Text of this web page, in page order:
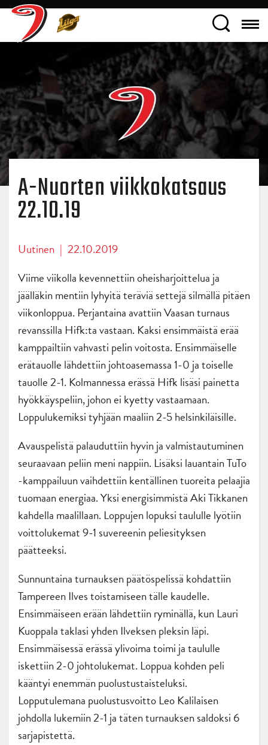
A-Nuorten viikkokatsaus
22.10.19
Uutinen | 22.10.2019
Viime viikolla kevennettiin oheisharjoittelua ja
jäälläkin mentiin lyhyitä teräviä settejä silmällä pitäen
viikonloppua. Perjantaina avattiin Vaasan turnaus
revanssilla Hifk:ta vastaan. Kaksi ensimmäistä erää
kamppailtiin vahvasti pelin voitosta. Ensimmäiselle
erätauolle lähdettiin johtoasemassa 1-0 ja toiselle
tauolle 2-1. Kolmannessa erässä Hifk lisäsi painetta
hyökkäyspeliin, johon ei kyetty vastaamaan.
Loppulukemiksi tyhjään maaliin 2-5 helsinkiläisille.
Avauspelistä palauduttiin hyvin ja valmistautuminen
seuraavaan peliin meni nappiin. Lisäksi lauantain TuTo
-kamppailuun vaihdettiin kentällinen tuoreita pelaajia
tuomaan energiaa. Yksi energisimmistä Aki Tikkanen
kahdella maalillaan. Loppujen lopuksi taululle lyötiin
voittolukemat 9-1 suvereenin peliesityksen
päätteeksi.
Sunnuntaina turnauksen päätöspelissä kohdattiin
Tampereen Ilves toistamiseen tälle kaudelle.
Ensimmäiseen erään lähdettiin ryminällä, kun Lauri
Kuoppala taklasi yhden Ilveksen pleksin läpi.
Ensimmäisessä erässä ylivoima toimi ja taululle
iskettiin 2-0 johtolukemat. Loppua kohden peli
kääntyi enemmän puolustustaisteluksi.
Lopputulemana puolustusvoitto Leo Kalilaisen
johdolla lukemiin 2-1 ja täten turnauksen saldoksi 6
sarjapistettä.